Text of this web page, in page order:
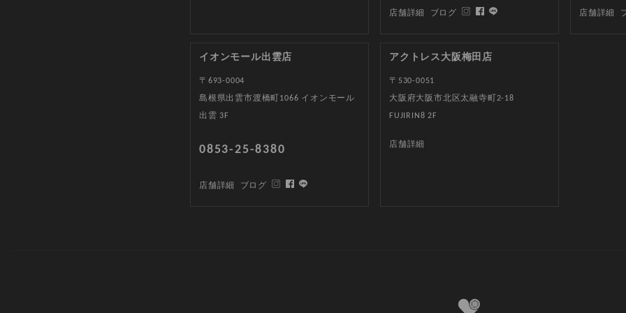
店舗詳細 ブログ 店舗詳細
イオンモール出雲店
〒693-0004
島根県出雲市渡橋町1066 イオンモール
出雲 3F
0853-25-8380
店舗詳細 ブログ
アクトレス大阪梅田店
〒530-0051
大阪府大阪市北区太融寺町2-18
FUJIRIN8 2F
店舗詳細